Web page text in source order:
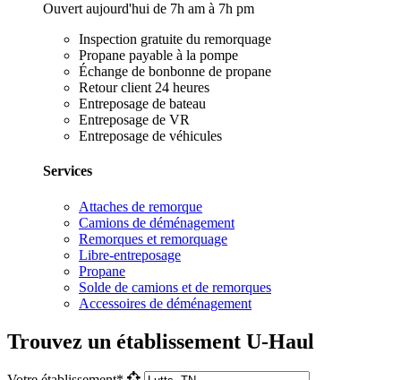
Ouvert aujourd'hui de 7h am à 7h pm
Inspection gratuite du remorquage
Propane payable à la pompe
Échange de bonbonne de propane
Retour client 24 heures
Entreposage de bateau
Entreposage de VR
Entreposage de véhicules
Services
Attaches de remorque
Camions de déménagement
Remorques et remorquage
Libre-entreposage
Propane
Solde de camions et de remorques
Accessoires de déménagement
Trouvez un établissement U-Haul